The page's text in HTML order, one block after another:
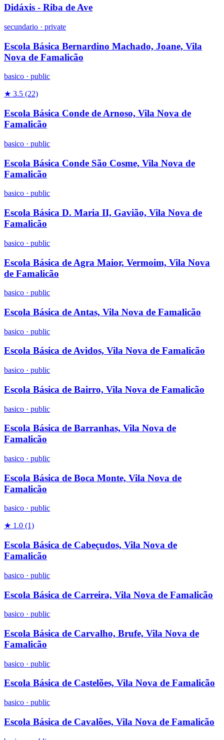
Didáxis - Riba de Ave
secundario · private
Escola Básica Bernardino Machado, Joane, Vila
Nova de Famalicão
basico · public
★ 3.5 (22)
Escola Básica Conde de Arnoso, Vila Nova de
Famalicão
basico · public
Escola Básica Conde São Cosme, Vila Nova de
Famalicão
basico · public
Escola Básica D. Maria II, Gavião, Vila Nova de
Famalicão
basico · public
Escola Básica de Agra Maior, Vermoim, Vila Nova
de Famalicão
basico · public
Escola Básica de Antas, Vila Nova de Famalicão
basico · public
Escola Básica de Avidos, Vila Nova de Famalicão
basico · public
Escola Básica de Bairro, Vila Nova de Famalicão
basico · public
Escola Básica de Barranhas, Vila Nova de
Famalicão
basico · public
Escola Básica de Boca Monte, Vila Nova de
Famalicão
basico · public
★ 1.0 (1)
Escola Básica de Cabeçudos, Vila Nova de
Famalicão
basico · public
Escola Básica de Carreira, Vila Nova de Famalicão
basico · public
Escola Básica de Carvalho, Brufe, Vila Nova de
Famalicão
basico · public
Escola Básica de Castelões, Vila Nova de Famalicão
basico · public
Escola Básica de Cavalões, Vila Nova de Famalicão